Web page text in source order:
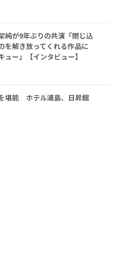
純が9年ぶりの共演「閉じ込
を解き放ってくれる作品に
ー」【インタビュー】
堪能 ホテル浦島、日昇館